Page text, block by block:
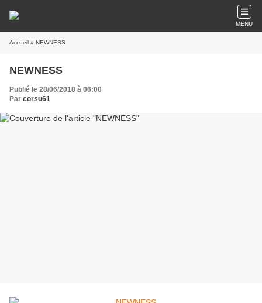
MENU
Accueil » NEWNESS
NEWNESS
Publié le 28/06/2018 à 06:00
Par corsu61